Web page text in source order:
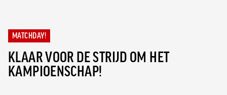
MATCHDAY!
KLAAR VOOR DE STRIJD OM HET
KAMPIOENSCHAP!